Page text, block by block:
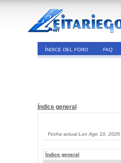
ÍNDICE DEL FORO FAQ
Índice general
Fecha actual Lun Ago 10, 2026
Índice general